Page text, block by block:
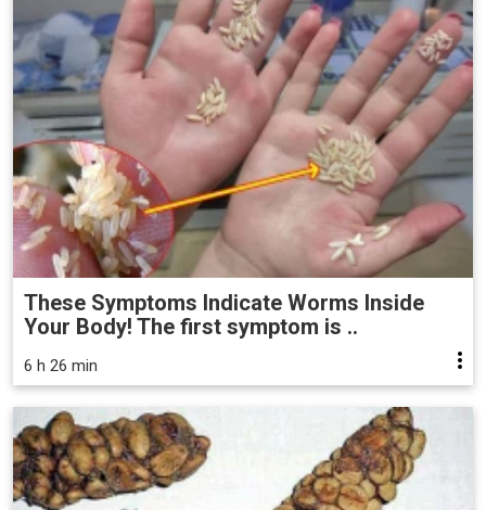
These Symptoms Indicate Worms Inside
Your Body! The first symptom is ..
6 h 26 min